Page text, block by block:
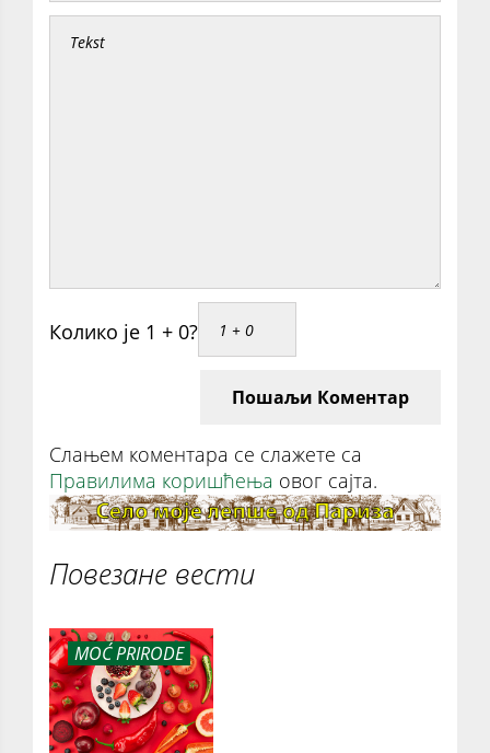
Колико је 1 + 0?
Пошаљи Коментар
Слањем коментара се слажете са
Правилима коришћења овог сајта.
Повезане вести
MOĆ PRIRODE